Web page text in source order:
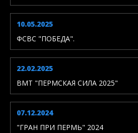
10.05.2025
ФСВС "ПОБЕДА".
22.02.2025
ВМТ "ПЕРМСКАЯ СИЛА 2025"
07.12.2024
"ГРАН ПРИ ПЕРМЬ" 2024